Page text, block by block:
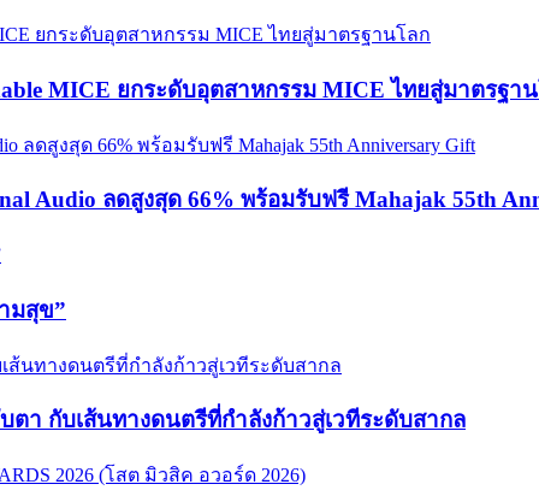
MICE ยกระดับอุตสาหกรรม MICE ไทยสู่มาตรฐา
Audio ลดสูงสุด 66% พร้อมรับฟรี Mahajak 55th
มสุข”
ตา กับเส้นทางดนตรีที่กำลังก้าวสู่เวทีระดับสากล